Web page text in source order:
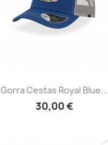
Gorra Cestas Royal Blue...
30,00 €